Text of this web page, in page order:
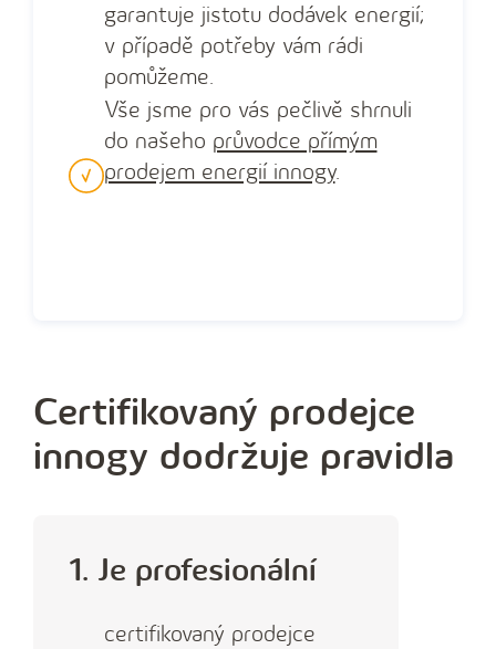
garantuje jistotu dodávek energií;
v ‍případě potřeby vám rádi
pomůžeme.
Vše jsme pro vás pečlivě shrnuli
do našeho průvodce přímým
prodejem energií innogy.
Certifikovaný prodejce
innogy dodržuje pravidla
1. Je profesionální
certifikovaný prodejce